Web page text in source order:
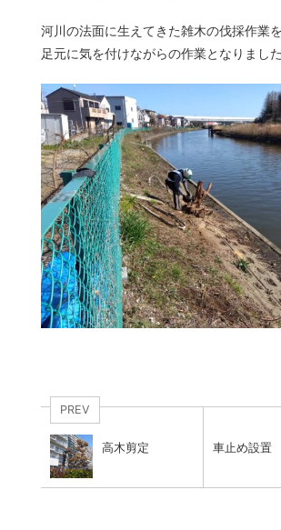
河川の法面に生えてきた雑木の伐採作業を
足元に気を付けながらの作業となりました
PREV
高木剪定 車止め設置